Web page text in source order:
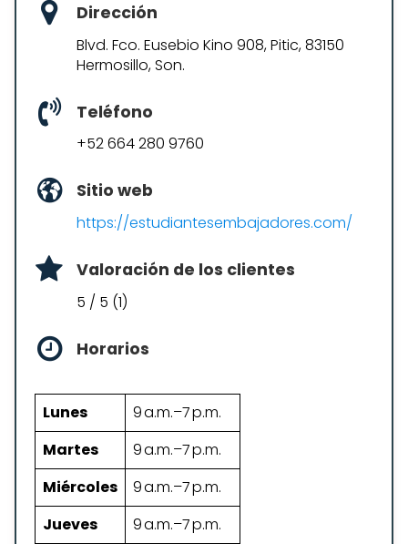
Dirección
Blvd. Fco. Eusebio Kino 908, Pitic, 83150
Hermosillo, Son.
Teléfono
+52 664 280 9760
Sitio web
https://estudiantesembajadores.com/
Valoración de los clientes
5 / 5 (1)
Horarios
Lunes
9 a.m.–7 p.m.
Martes
9 a.m.–7 p.m.
Miércoles
9 a.m.–7 p.m.
Jueves
9 a.m.–7 p.m.